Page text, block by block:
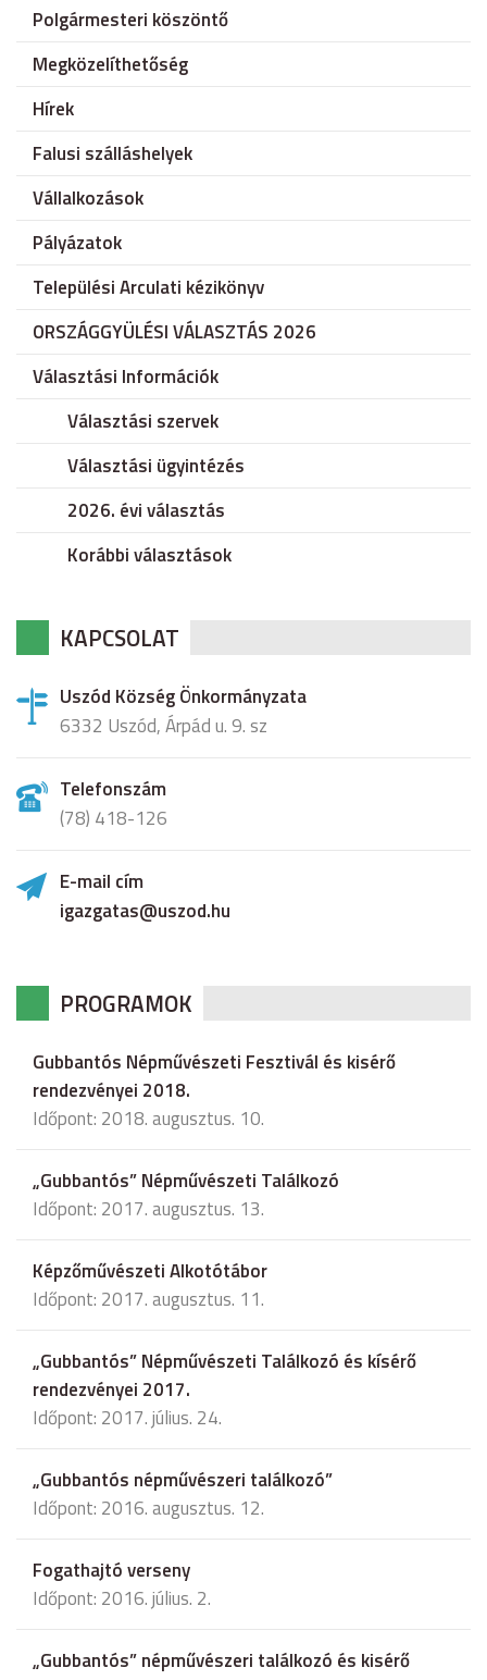
Polgármesteri köszöntő
Megközelíthetőség
Hírek
Falusi szálláshelyek
Vállalkozások
Pályázatok
Települési Arculati kézikönyv
ORSZÁGGYÜLÉSI VÁLASZTÁS 2026
Választási Információk
Választási szervek
Választási ügyintézés
2026. évi választás
Korábbi választások
KAPCSOLAT
Uszód Község Önkormányzata
6332 Uszód, Árpád u. 9. sz
Telefonszám
(78) 418-126
E-mail cím
igazgatas@uszod.hu
PROGRAMOK
Gubbantós Népművészeti Fesztivál és kisérő
rendezvényei 2018.
Időpont: 2018. augusztus. 10.
„Gubbantós” Népművészeti Találkozó
Időpont: 2017. augusztus. 13.
Képzőművészeti Alkotótábor
Időpont: 2017. augusztus. 11.
„Gubbantós” Népművészeti Találkozó és kísérő
rendezvényei 2017.
Időpont: 2017. július. 24.
„Gubbantós népművészeri találkozó”
Időpont: 2016. augusztus. 12.
Fogathajtó verseny
Időpont: 2016. július. 2.
„Gubbantós” népművészeri találkozó és kisérő